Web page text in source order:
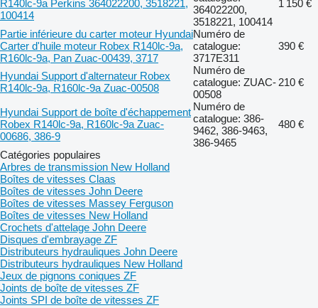
R140lc-9a Perkins 364022200, 3518221,
100414
364022200,
3518221, 100414
1 150 €
Partie inférieure du carter moteur Hyundai
Carter d'huile moteur Robex R140lc-9a,
R160lc-9a, Pan Zuac-00439, 3717
Numéro de
catalogue:
3717E311
390 €
Hyundai Support d'alternateur Robex
R140lc-9a, R160lc-9a Zuac-00508
Numéro de
catalogue: ZUAC-
00508
210 €
Hyundai Support de boîte d'échappement
Robex R140lc-9a, R160lc-9a Zuac-
00686, 386-9
Numéro de
catalogue: 386-
9462, 386-9463,
386-9465
480 €
Catégories populaires
Arbres de transmission New Holland
Boîtes de vitesses Claas
Boîtes de vitesses John Deere
Boîtes de vitesses Massey Ferguson
Boîtes de vitesses New Holland
Crochets d'attelage John Deere
Disques d'embrayage ZF
Distributeurs hydrauliques John Deere
Distributeurs hydrauliques New Holland
Jeux de pignons coniques ZF
Joints de boîte de vitesses ZF
Joints SPI de boîte de vitesses ZF